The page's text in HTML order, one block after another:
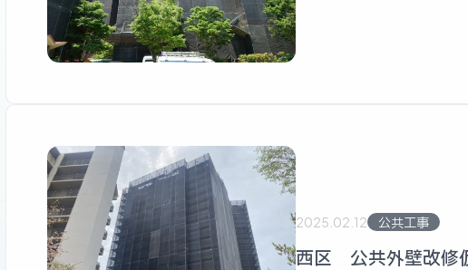
2025.02.12 公共工事
西区 公共外壁改修